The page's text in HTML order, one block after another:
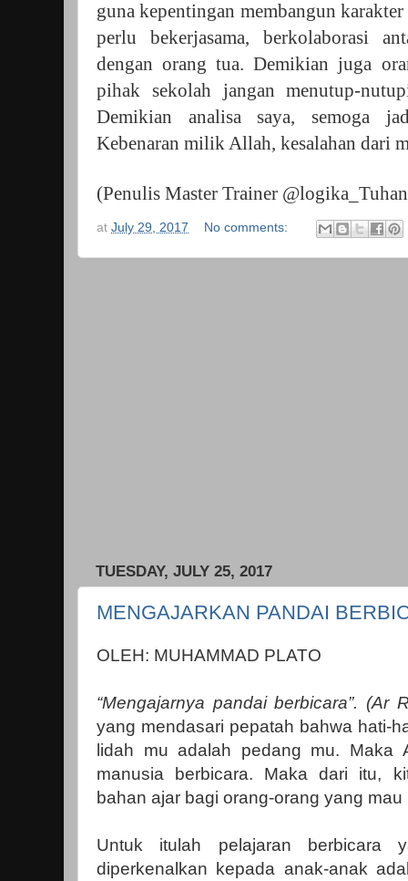
guna kepentingan membangun
perlu bekerjasama, berkolaborasi
dengan orang tua. Demikian juga
pihak sekolah jangan menutup-
Demikian analisa saya, semoga
Kebenaran milik Allah, kesalahan dari
(Penulis Master Trainer
at July 29, 2017 No comments:
TUESDAY, JULY 25, 2017
MENGAJARKAN PANDAI
OLEH: MUHAMMAD PLATO
“Mengajarnya pandai berbicara”. (Ar
yang mendasari pepatah bahwa hati-
lidah mu adalah pedang mu. Maka
manusia berbicara. Maka dari itu,
bahan ajar bagi orang-orang yang
Untuk itulah pelajaran berbicara
diperkenalkan kepada anak-anak